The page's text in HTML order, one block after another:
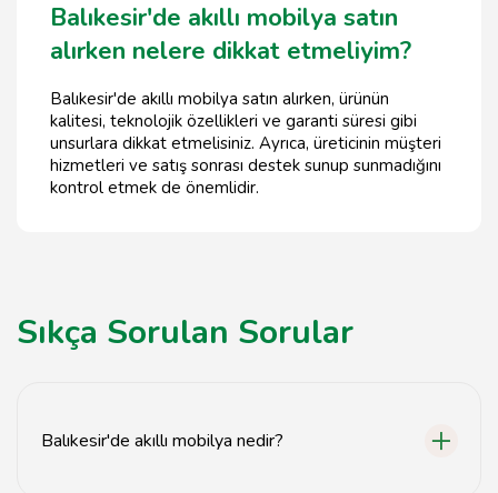
Balıkesir'de akıllı mobilya satın
alırken nelere dikkat etmeliyim?
Balıkesir'de akıllı mobilya satın alırken, ürünün
kalitesi, teknolojik özellikleri ve garanti süresi gibi
unsurlara dikkat etmelisiniz. Ayrıca, üreticinin müşteri
hizmetleri ve satış sonrası destek sunup sunmadığını
kontrol etmek de önemlidir.
Sıkça Sorulan Sorular
Balıkesir'de akıllı mobilya nedir?